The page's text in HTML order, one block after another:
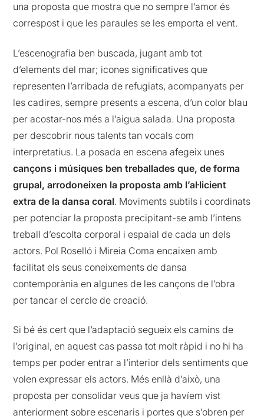
una proposta que mostra que no sempre l’amor és
correspost i que les paraules se les emporta el vent.
L’escenografia ben buscada, jugant amb tot
d’elements del mar; icones significatives que
representen l’arribada de refugiats, acompanyats per
les cadires, sempre presents a escena, d’un color blau
per acostar-nos més a l’aigua salada. Una proposta
per descobrir nous talents tan vocals com
interpretatius. La posada en escena afegeix unes
cançons i músiques ben treballades que, de forma
grupal, arrodoneixen la proposta amb l’al·licient
extra de la dansa coral. Moviments subtils i coordinats
per potenciar la proposta precipitant-se amb l’intens
treball d’escolta corporal i espaial de cada un dels
actors. Pol Roselló i Mireia Coma encaixen amb
facilitat els seus coneixements de dansa
contemporània en algunes de les cançons de l’obra
per tancar el cercle de creació.
Si bé és cert que l’adaptació segueix els camins de
l’original, en aquest cas passa tot molt ràpid i no hi ha
temps per poder entrar a l’interior dels sentiments que
volen expressar els actors. Més enllà d’això, una
proposta per consolidar veus que ja havíem vist
anteriorment sobre escenaris i portes que s’obren per